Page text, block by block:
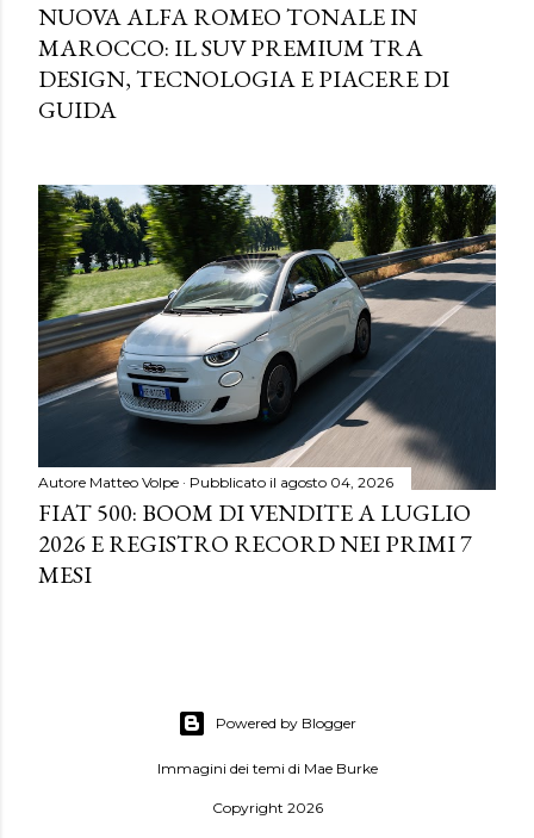
NUOVA ALFA ROMEO TONALE IN
MAROCCO: IL SUV PREMIUM TRA
DESIGN, TECNOLOGIA E PIACERE DI
GUIDA
Autore Matteo Volpe Pubblicato il agosto 04, 2026
FIAT 500: BOOM DI VENDITE A LUGLIO
2026 E REGISTRO RECORD NEI PRIMI 7
MESI
Powered by Blogger
Immagini dei temi di Mae Burke
Copyright 2026